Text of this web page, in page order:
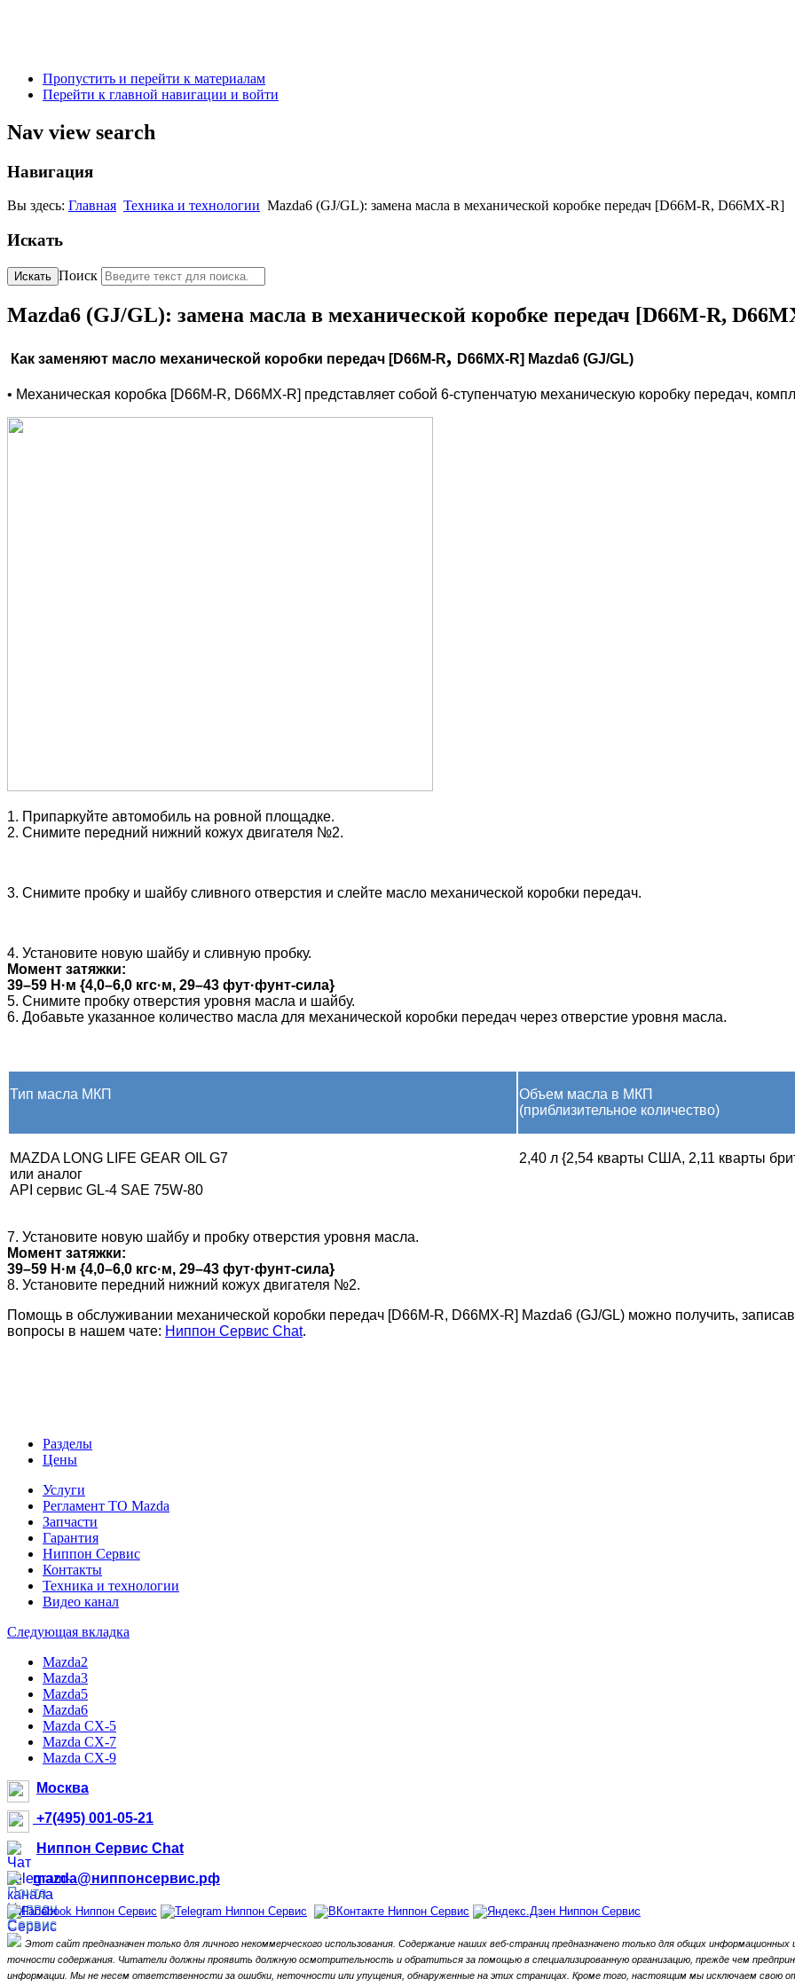
Пропустить и перейти к материалам
Перейти к главной навигации и войти
Nav view search
Навигация
Вы здесь: Главная Техника и технологии Mazda6 (GJ/GL): замена масла в механической коробке передач [D66M-R, D66MX-R]
Искать
Искать Поиск
Mazda6 (GJ/GL): замена масла в механической коробке передач [D66M-R,
Как заменяют масло механической коробки передач [D66M-R, D66MX-R] Mazda6 (GJ/GL)
• Механическая коробка [D66M-R, D66MX-R] представляет собой 6-ступенчатую механическую коробку передач,
1. Припаркуйте автомобиль на ровной площадке.
2. Снимите передний нижний кожух двигателя №2.
3. Снимите пробку и шайбу сливного отверстия и слейте масло механической коробки передач.
4. Установите новую шайбу и сливную пробку.
Момент затяжки:
39–59 Н·м {4,0–6,0 кгс·м, 29–43 фут·фунт-сила}
5. Снимите пробку отверстия уровня масла и шайбу.
6. Добавьте указанное количество масла для механической коробки передач через отверстие уровня масла.
Тип масла МКП
Объем масла в МКП
(приблизительное количество)
MAZDA LONG LIFE GEAR OIL G7
или аналог
API сервис GL-4 SAE 75W-80
2,40 л {2,54 кварты США, 2,11 кварты
7. Установите новую шайбу и пробку отверстия уровня масла.
Момент затяжки:
39–59 Н·м {4,0–6,0 кгс·м, 29–43 фут·фунт-сила}
8. Установите передний нижний кожух двигателя №2.
Помощь в обслуживании механической коробки передач [D66M-R, D66MX-R] Mazda6 (GJ/GL) можно получить,
вопросы в нашем чате: Ниппон Сервис Chat.
Разделы
Цены
Услуги
Регламент ТО Mazda
Запчасти
Гарантия
Ниппон Сервис
Контакты
Техника и технологии
Видео канал
Следующая вкладка
Mazda2
Mazda3
Mazda5
Mazda6
Mazda CX-5
Mazda CX-7
Mazda CX-9
Москва
+7(495) 001-05-21
Ниппон Сервис Chat
mazda@ниппонсервис.рф
Этот сайт предназначен только для личного некоммерческого использования. Содержание наших веб-страниц предназначено только для общих информационных
точности содержания. Читатели должны проявить должную осмотрительность и обратиться за помощью в специализированную организацию, прежде чем
информации. Мы не несем ответственности за ошибки, неточности или упущения, обнаруженные на этих страницах. Кроме того, настоящим мы исключаем свою